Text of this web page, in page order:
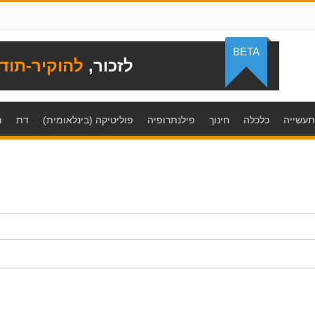
לזכור, להוקיר-
BETA
תעשייה כלכלה חינוך פילנתרופיה פוליטיקה (בינלאומית) דת